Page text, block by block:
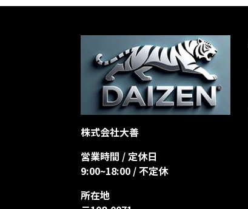
株式会社大善
営業時間 / 定休日
9:00~18:00 / 不定休
所在地